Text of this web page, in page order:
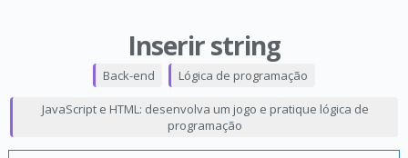
Inserir string
Back-end Lógica de programação
JavaScript e HTML: desenvolva um jogo e pratique lógica de
programação